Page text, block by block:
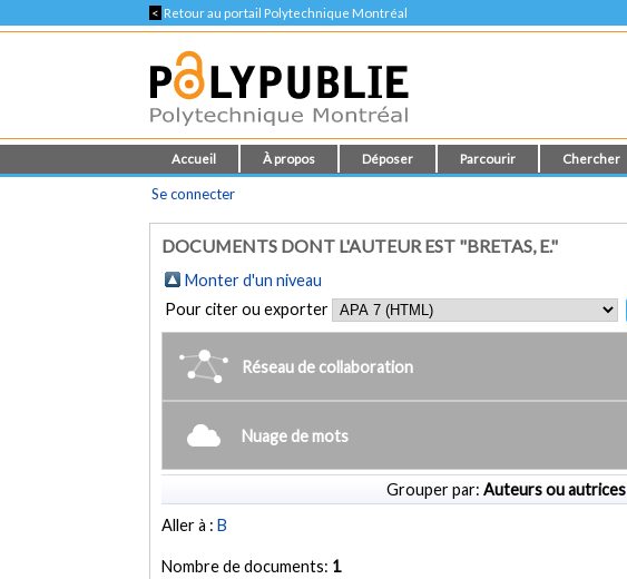
< Retour au portail Polytechnique Montréal
Accueil À propos Déposer Parcourir Chercher
Se connecter
DOCUMENTS DONT L'AUTEUR EST "BRETAS, E."
Monter d'un niveau
Pour citer ou exporter
Réseau de collaboration
Nuage de mots
Grouper par: Auteurs ou autrices
Aller à :B
Nombre de documents: 1